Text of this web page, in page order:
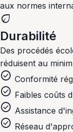
aux normes
eco
Durabilité
Des procédés
réduisent au
check_circle Conformité
check_circle Faibles coûts
check_circle Assistance
check_circle Réseau